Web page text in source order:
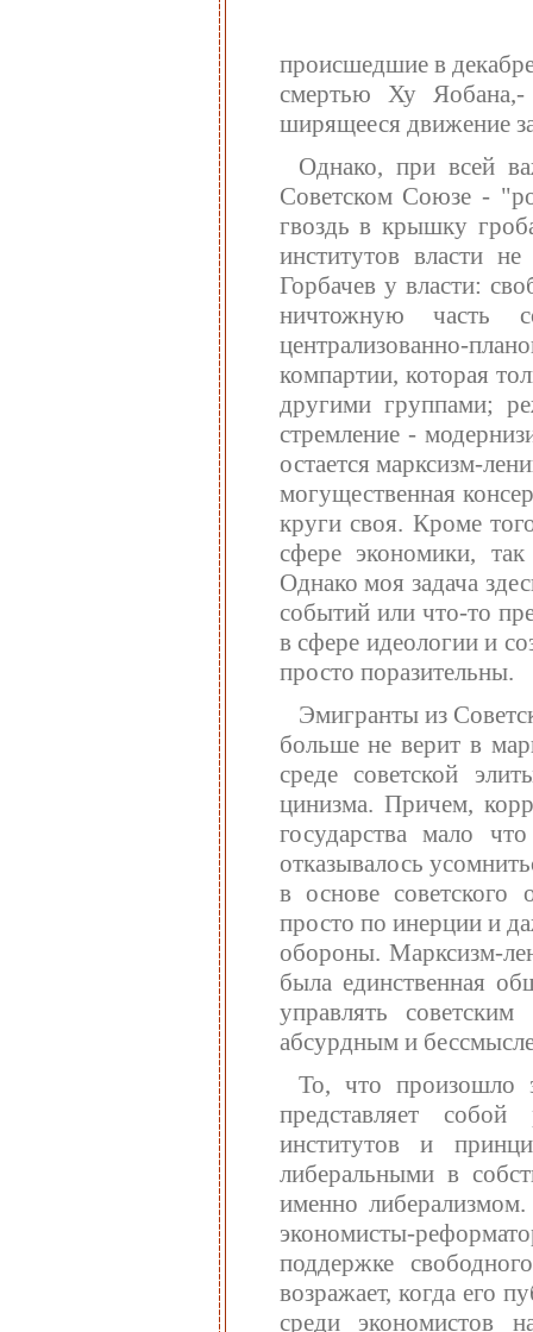
происшедшие в
смертью Ху Яобана,-
ширящееся движение
Однако, при всей
Советском Союзе -
гвоздь в крышку
институтов власти
Горбачев у власти:
ничтожную часть
централизованно-
компартии, которая
другими группами;
стремление -
остается марксизм-
могущественная
круги своя. Кроме
сфере экономики,
Однако моя задача
событий или что-то
в сфере идеологии и
просто поразительны.
Эмигранты из
больше не верит в
среде советской
цинизма. Причем,
государства мало
отказывалось
в основе советского
просто по инерции и
обороны. Марксизм-
была единственная
управлять
абсурдным и
То, что произошло
представляет
институтов и
либеральными в
именно
экономисты-
поддержке
возражает, когда его
среди экономистов